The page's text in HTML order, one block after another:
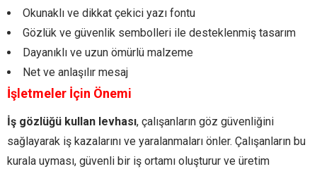
Okunaklı ve dikkat çekici yazı fontu
Gözlük ve güvenlik sembolleri ile desteklenmiş tasarım
Dayanıklı ve uzun ömürlü malzeme
Net ve anlaşılır mesaj
İşletmeler İçin Önemi
İş gözlüğü kullan levhası, çalışanların göz güvenliğini
sağlayarak iş kazalarını ve yaralanmaları önler. Çalışanların bu
kurala uyması, güvenli bir iş ortamı oluşturur ve üretim